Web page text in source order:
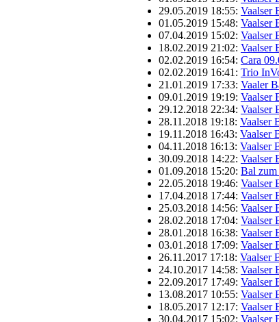
29.05.2019 18:55: Vaalser
01.05.2019 15:48: Vaalser
07.04.2019 15:02: Vaalser
18.02.2019 21:02: Vaalser
02.02.2019 16:54: Cara
02.02.2019 16:41: Trio
21.01.2019 17:33: Vaaler
09.01.2019 19:19: Vaalser
29.12.2018 22:34: Vaalser
28.11.2018 19:18: Vaalser
19.11.2018 16:43: Vaalser
04.11.2018 16:13: Vaalser
30.09.2018 14:22: Vaalser
01.09.2018 15:20: Bal zum
22.05.2018 19:46: Vaalser
17.04.2018 17:44: Vaalser
25.03.2018 14:56: Vaalser
28.02.2018 17:04: Vaalser
28.01.2018 16:38: Vaalser
03.01.2018 17:09: Vaalser
26.11.2017 17:18: Vaalser
24.10.2017 14:58: Vaalser
22.09.2017 17:49: Vaalser
13.08.2017 10:55: Vaalser
18.05.2017 12:17: Vaalser
30.04.2017 15:02: Vaalser